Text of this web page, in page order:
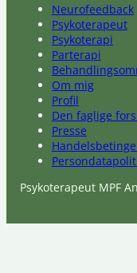
Neurofeedback
Psykoterapeut
Psykoterapi
Parterapi
Om mig
Profil
Den faglige
Presse
Psykoterapeut MPF